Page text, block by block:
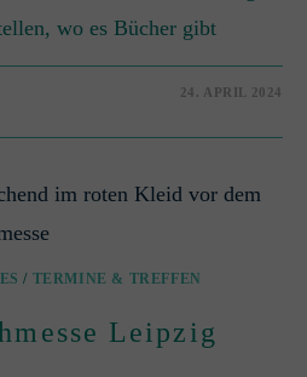
wo es Bücher gibt
24. APRIL 2024
/ TERMINE & TREFFEN
Leipzig